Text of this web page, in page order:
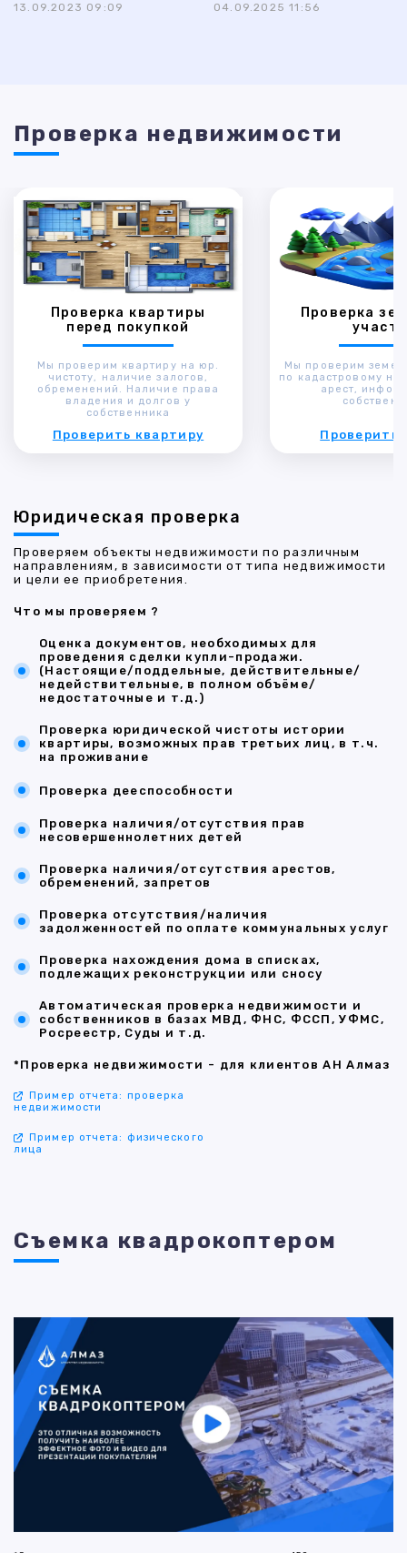
13.09.2023 09:09 04.09.2025 11:56
Проверка недвижимости
Проверка квартиры
перед покупкой
Мы проверим квартиру на юр.
чистоту, наличие залогов,
обременений. Наличие права
владения и долгов у
собственника
Проверить квартиру
Проверка
Мы проверим
по кадастровому
арест,
Проверить
Юридическая проверка
Проверяем объекты недвижимости по различным
направлениям, в зависимости от типа недвижимости
и цели ее приобретения.
Что мы проверяем ?
Оценка документов, необходимых для
проведения сделки купли-продажи.
(Настоящие/поддельные, действительные/
недействительные, в полном объёме/
недостаточные и т.д.)
Проверка юридической чистоты истории
квартиры, возможных прав третьих лиц, в т.ч.
на проживание
Проверка дееспособности
Проверка наличия/отсутствия прав
несовершеннолетних детей
Проверка наличия/отсутствия арестов,
обременений, запретов
Проверка отсутствия/наличия
задолженностей по оплате коммунальных услуг
Проверка нахождения дома в списках,
подлежащих реконструкции или сносу
Автоматическая проверка недвижимости и
собственников в базах МВД, ФНС, ФССП, УФМС,
Росреестр, Суды и т.д.
*Проверка недвижимости - для клиентов АН Алмаз
Пример отчета: проверка
недвижимости
Пример отчета: физического
лица
Съемка квадрокоптером